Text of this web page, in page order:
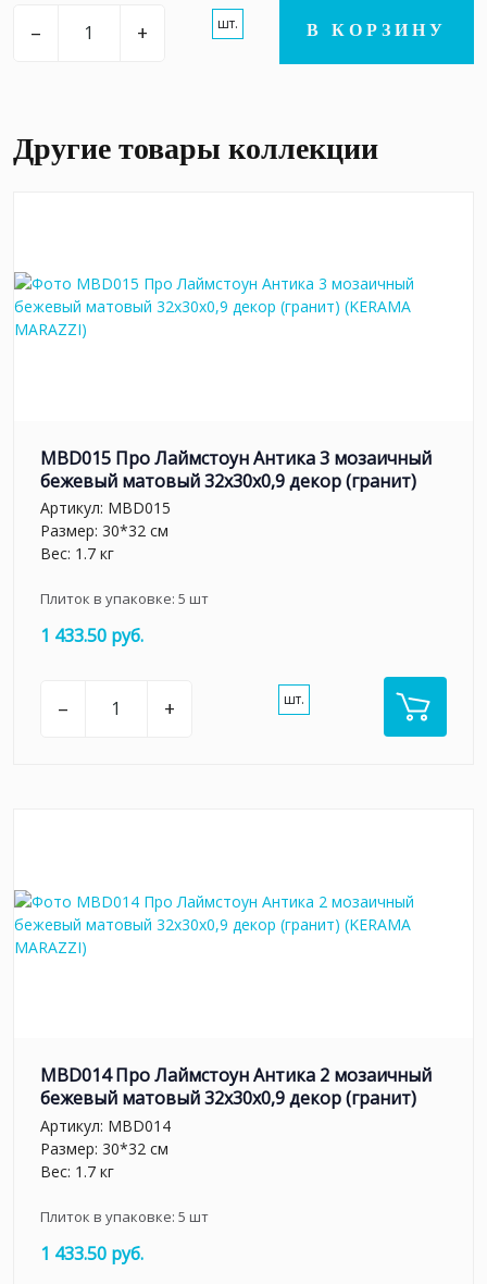
– + шт. В КОРЗИНУ
Другие товары коллекции
MBD015 Про Лаймстоун Антика 3 мозаичный
бежевый матовый 32х30х0,9 декор (гранит)
Артикул: MBD015
Размер: 30*32 см
Вес: 1.7 кг
Плиток в упаковке: 5 шт
1 433.50 руб.
– + шт.
MBD014 Про Лаймстоун Антика 2 мозаичный
бежевый матовый 32х30х0,9 декор (гранит)
Артикул: MBD014
Размер: 30*32 см
Вес: 1.7 кг
Плиток в упаковке: 5 шт
1 433.50 руб.